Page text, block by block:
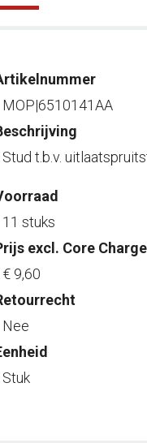
MOP|6510141AA
Stud t.b.v.
11 stuks
excl. Core Charge
€ 9,60
Nee
Stuk